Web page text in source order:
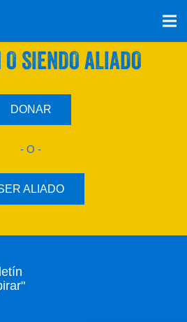
PLAN CON UNA
SIENDO ALIADO
DONAR
- O -
ALIADO